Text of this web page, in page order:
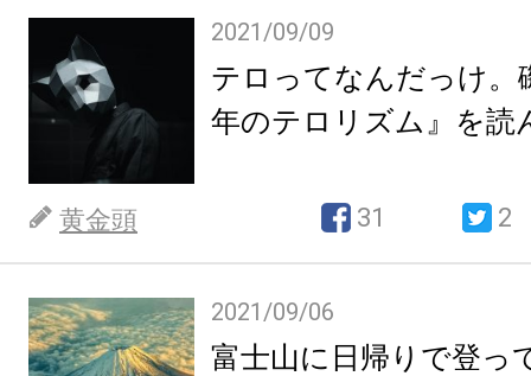
2021/09/09
テロってなんだっけ。
年のテロリズム』を読
黄金頭 31 2
2021/09/06
富士山に日帰りで登っ